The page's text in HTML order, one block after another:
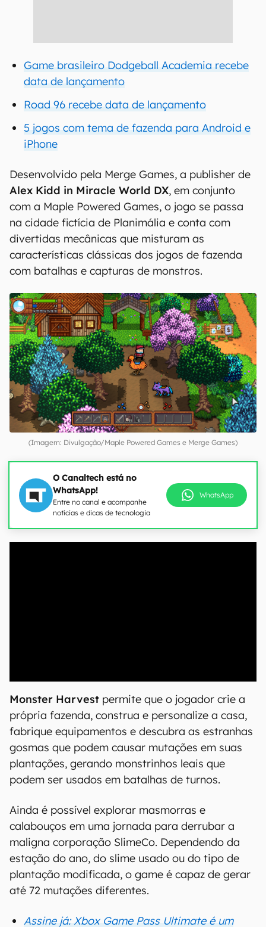
Game brasileiro Dodgeball Academia recebe
data de lançamento
Road 96 recebe data de lançamento
5 jogos com tema de fazenda para Android e
iPhone
Desenvolvido pela Merge Games, a publisher de
Alex Kidd in Miracle World DX, em conjunto
com a Maple Powered Games, o jogo se passa
na cidade fictícia de Planimália e conta com
divertidas mecânicas que misturam as
características clássicas dos jogos de fazenda
com batalhas e capturas de monstros.
(Imagem: Divulgação/Maple Powered Games e Merge Games)
O Canaltech está no
WhatsApp!
Entre no canal e acompanhe
notícias e dicas de tecnologia
WhatsApp
Monster Harvest permite que o jogador crie a
própria fazenda, construa e personalize a casa,
fabrique equipamentos e descubra as estranhas
gosmas que podem causar mutações em suas
plantações, gerando monstrinhos leais que
podem ser usados em batalhas de turnos.
Ainda é possível explorar masmorras e
calabouços em uma jornada para derrubar a
maligna corporação SlimeCo. Dependendo da
estação do ano, do slime usado ou do tipo de
plantação modificada, o game é capaz de gerar
até 72 mutações diferentes.
Assine já: Xbox Game Pass Ultimate é um